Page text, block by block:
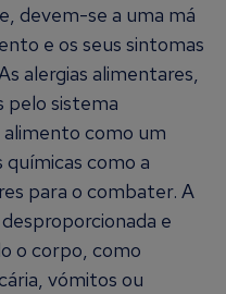
devem-se a uma má
e os seus sintomas
alergias alimentares,
pelo sistema
como um
como a
para o combater. A
e
o corpo, como
vómitos ou